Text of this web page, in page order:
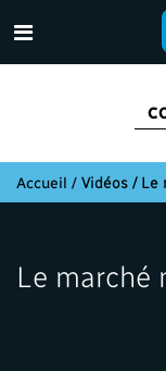
Accueil / Vidéos / Le
Le marché